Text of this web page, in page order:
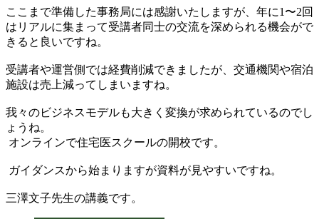
ここまで準備した事務局には感謝いたしますが、年に1〜2回
はリアルに集まって受講者同士の交流を深められる機会がで
きると良いですね。
受講者や運営側では経費削減できましたが、交通機関や宿泊
施設は売上減ってしまいますね。
我々のビジネスモデルも大きく変換が求められているのでし
ょうね。
オンラインで住宅医スクールの開校です。
ガイダンスから始まりますが資料が見やすいですね。
三澤文子先生の講義です。